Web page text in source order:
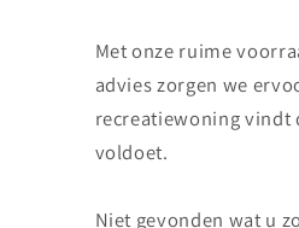
Met onze ruime
advies zorgen we
recreatiewoning vindt
voldoet.
Niet gevonden wat u